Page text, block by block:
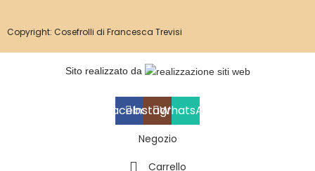
Copyright: Cosefrolli di Francesca Trevisi
Sito realizzato da
Facebook
Instagram
WhatsApp
Negozio
Carrello